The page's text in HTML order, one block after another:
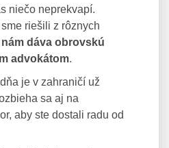
niečo neprekvapí.
riešili z rôznych
dáva obrovskú
advokátom.
je v zahraničí už
sa aj na
aby ste dostali radu od